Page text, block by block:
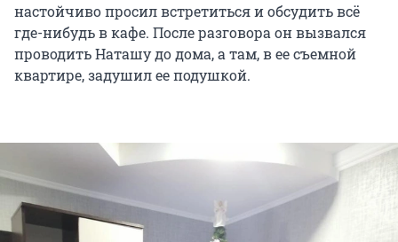
настойчиво просил встретиться и обсудить всё
где-нибудь в кафе. После разговора он вызвался
проводить Наташу до дома, а там, в ее съемной
квартире, задушил ее подушкой.